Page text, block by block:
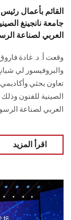
القائم بأعمال
جامعة نانجينغ
العربي لصناعة
وقعت أ. د. غادة
والبروفيسور لي
تعاون بحثي
الصينية للفنون
العربي لصناعة
اقرأ المزيد